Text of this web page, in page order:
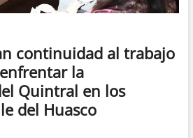
continuidad al trabajo
la
Quintral en los
del Huasco